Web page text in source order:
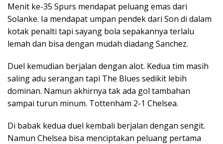
Menit ke-35 Spurs mendapat peluang emas dari
Solanke. Ia mendapat umpan pendek dari Son di dalam
kotak penalti tapi sayang bola sepakannya terlalu
lemah dan bisa dengan mudah diadang Sanchez.
Duel kemudian berjalan dengan alot. Kedua tim masih
saling adu serangan tapi The Blues sedikit lebih
dominan. Namun akhirnya tak ada gol tambahan
sampai turun minum. Tottenham 2-1 Chelsea.
Di babak kedua duel kembali berjalan dengan sengit.
Namun Chelsea bisa menciptakan peluang pertama